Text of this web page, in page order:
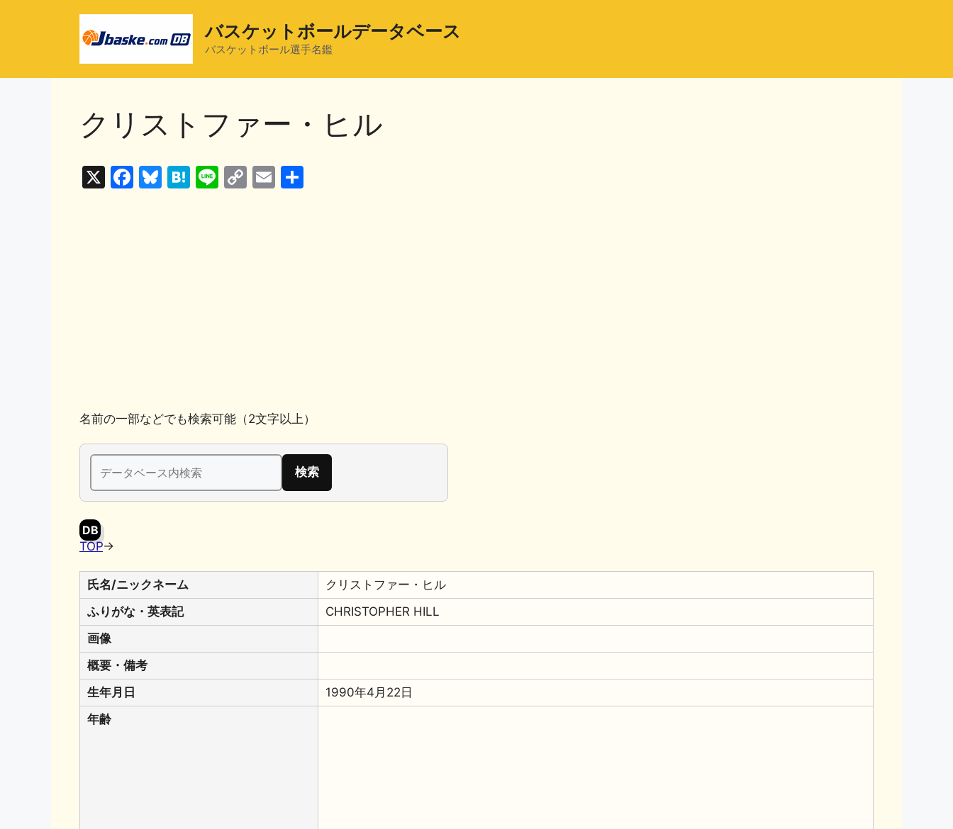
ツ
バスケットボールデータベース
バスケットボール選手名鑑
クリストファー・ヒル
X
F
Bl H
Li C
E
名前の一部などでも検索可能（2文字以上）
検
索:
DB
TOP→
氏名/ニックネーム
クリストファー・ヒル
ふりがな・英表記
CHRISTOPHER HILL
画像
概要・備考
生年月日
1990年4月22日
年齢